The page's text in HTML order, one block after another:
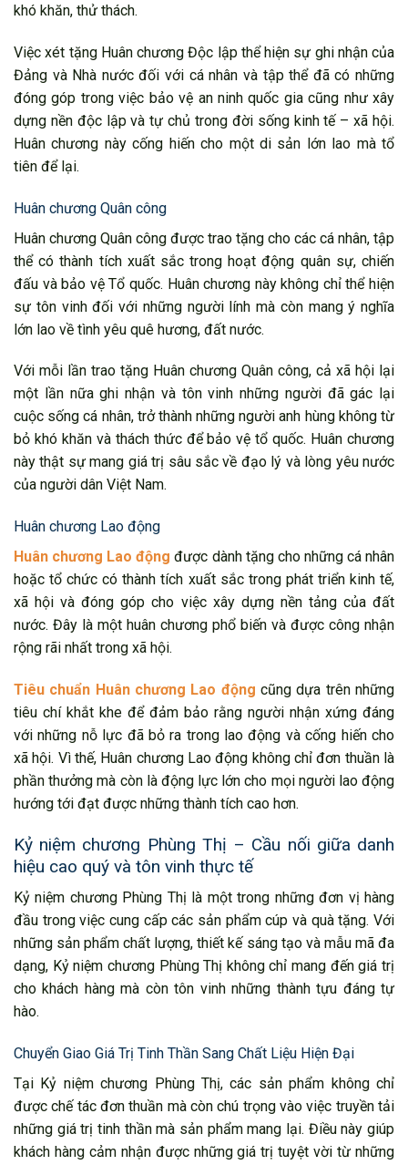
khó khăn, thử thách.
Việc xét tặng Huân chương Độc lập thể hiện sự ghi nhận của
Đảng và Nhà nước đối với cá nhân và tập thể đã có những
đóng góp trong việc bảo vệ an ninh quốc gia cũng như xây
dựng nền độc lập và tự chủ trong đời sống kinh tế – xã hội.
Huân chương này cống hiến cho một di sản lớn lao mà tổ
tiên để lại.
Huân chương Quân công
Huân chương Quân công được trao tặng cho các cá nhân, tập
thể có thành tích xuất sắc trong hoạt động quân sự, chiến
đấu và bảo vệ Tổ quốc. Huân chương này không chỉ thể hiện
sự tôn vinh đối với những người lính mà còn mang ý nghĩa
lớn lao về tình yêu quê hương, đất nước.
Với mỗi lần trao tặng Huân chương Quân công, cả xã hội lại
một lần nữa ghi nhận và tôn vinh những người đã gác lại
cuộc sống cá nhân, trở thành những người anh hùng không từ
bỏ khó khăn và thách thức để bảo vệ tổ quốc. Huân chương
này thật sự mang giá trị sâu sắc về đạo lý và lòng yêu nước
của người dân Việt Nam.
Huân chương Lao động
Huân chương Lao động được dành tặng cho những cá nhân
hoặc tổ chức có thành tích xuất sắc trong phát triển kinh tế,
xã hội và đóng góp cho việc xây dựng nền tảng của đất
nước. Đây là một huân chương phổ biến và được công nhận
rộng rãi nhất trong xã hội.
Tiêu chuẩn Huân chương Lao động cũng dựa trên những
tiêu chí khắt khe để đảm bảo rằng người nhận xứng đáng
với những nỗ lực đã bỏ ra trong lao động và cống hiến cho
xã hội. Vì thế, Huân chương Lao động không chỉ đơn thuần là
phần thưởng mà còn là động lực lớn cho mọi người lao động
hướng tới đạt được những thành tích cao hơn.
Kỷ niệm chương Phùng Thị – Cầu nối giữa danh
hiệu cao quý và tôn vinh thực tế
Kỷ niệm chương Phùng Thị là một trong những đơn vị hàng
đầu trong việc cung cấp các sản phẩm cúp và quà tặng. Với
những sản phẩm chất lượng, thiết kế sáng tạo và mẫu mã đa
dạng, Kỷ niệm chương Phùng Thị không chỉ mang đến giá trị
cho khách hàng mà còn tôn vinh những thành tựu đáng tự
hào.
Chuyển Giao Giá Trị Tinh Thần Sang Chất Liệu Hiện Đại
Tại Kỷ niệm chương Phùng Thị, các sản phẩm không chỉ
được chế tác đơn thuần mà còn chú trọng vào việc truyền tải
những giá trị tinh thần mà sản phẩm mang lại. Điều này giúp
khách hàng cảm nhận được những giá trị tuyệt vời từ những